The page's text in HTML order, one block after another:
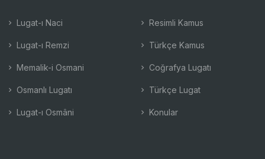
Lugat-ı Naci
Lugat-ı Remzi
Memalik-i Osmani
Osmanlı Lugatı
Lugat-ı Osmâni
Resimli Kamus
Türkçe Kamus
Coğrafya Lugatı
Türkçe Lugat
Konular